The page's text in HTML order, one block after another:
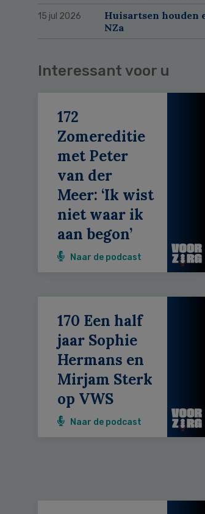
15 jul 2026
Huisartsen houden
NZa
Interessant voor u
172
Zomereditie
met Peter
van der
Meer: ‘Ik wist
niet waar ik
aan begon’
Naar de podcast
170 Een half
jaar Sophie
Hermans en
Mirjam Sterk
op VWS
Naar de podcast